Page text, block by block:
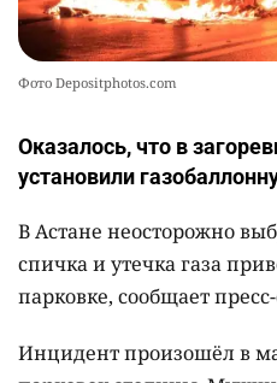
Фото Depositphotos.com
Оказалось, что в
установили
В Астане неосторожно
спичка и утечка газа
парковке, сообщает
Инцидент произошёл в